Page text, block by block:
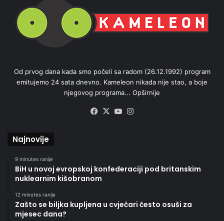
Od prvog dana kada smo počeli sa radom (26.12.1992) program
emitujemo 24 sata dnevno. Kameleon nikada nije stao, a boje
njegovog programa... Opširnije
Facebook
X YouTube
Najnovije
9 minutes ranije
BiH u novoj evropskoj konfederaciji pod britanskim
nuklearnim kišobranom
12 minutes ranije
Zašto se biljka kupljena u cvjećari često osuši za
mjesec dana?